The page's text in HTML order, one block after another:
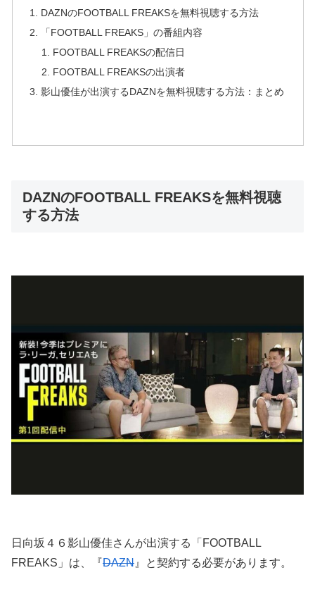
DAZNのFOOTBALL FREAKSを無料視聴する方法
「FOOTBALL FREAKS」の番組内容
FOOTBALL FREAKSの配信日
FOOTBALL FREAKSの出演者
影山優佳が出演するDAZNを無料視聴する方法：まとめ
DAZNのFOOTBALL FREAKSを無料視聴
する方法
日向坂４６影山優佳さんが出演する「FOOTBALL
FREAKS」は、『DAZN 』と契約する必要があります。